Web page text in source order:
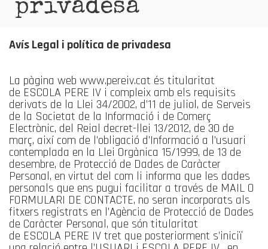
privadesa
Avís Legal i política de privadesa
La pàgina web www.pereiv.cat és titularitat
de ESCOLA PERE IV i compleix amb els requisits
derivats de la Llei 34/2002, d’11 de juliol, de Serveis
de la Societat de la Informació i de Comerç
Electrònic, del Reial decret-llei 13/2012, de 30 de
març, així com de l’obligació d’Informació a l’usuari
contemplada en la Llei Orgànica 15/1999, de 13 de
desembre, de Protecció de Dades de Caràcter
Personal, en virtut del com li informa que les dades
personals que ens pugui facilitar a través de MAIL O
FORMULARI DE CONTACTE, no seran incorporats als
fitxers registrats en l’Agència de Protecció de Dades
de Caràcter Personal, que són titularitat
de ESCOLA PERE IV tret que posteriorment s’iniciï